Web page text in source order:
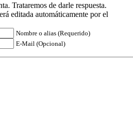
Trataremos de darle respuesta.
editada automáticamente por el
Nombre o alias (Requerido)
E-Mail (Opcional)